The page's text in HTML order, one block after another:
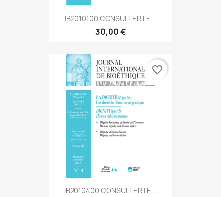
IB2010100 CONSULTER LE...
30,00 €
IB2010400 CONSULTER LE...
favorite_border